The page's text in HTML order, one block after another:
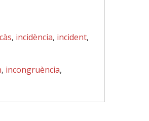
, incidència, incident,
, incongruència,